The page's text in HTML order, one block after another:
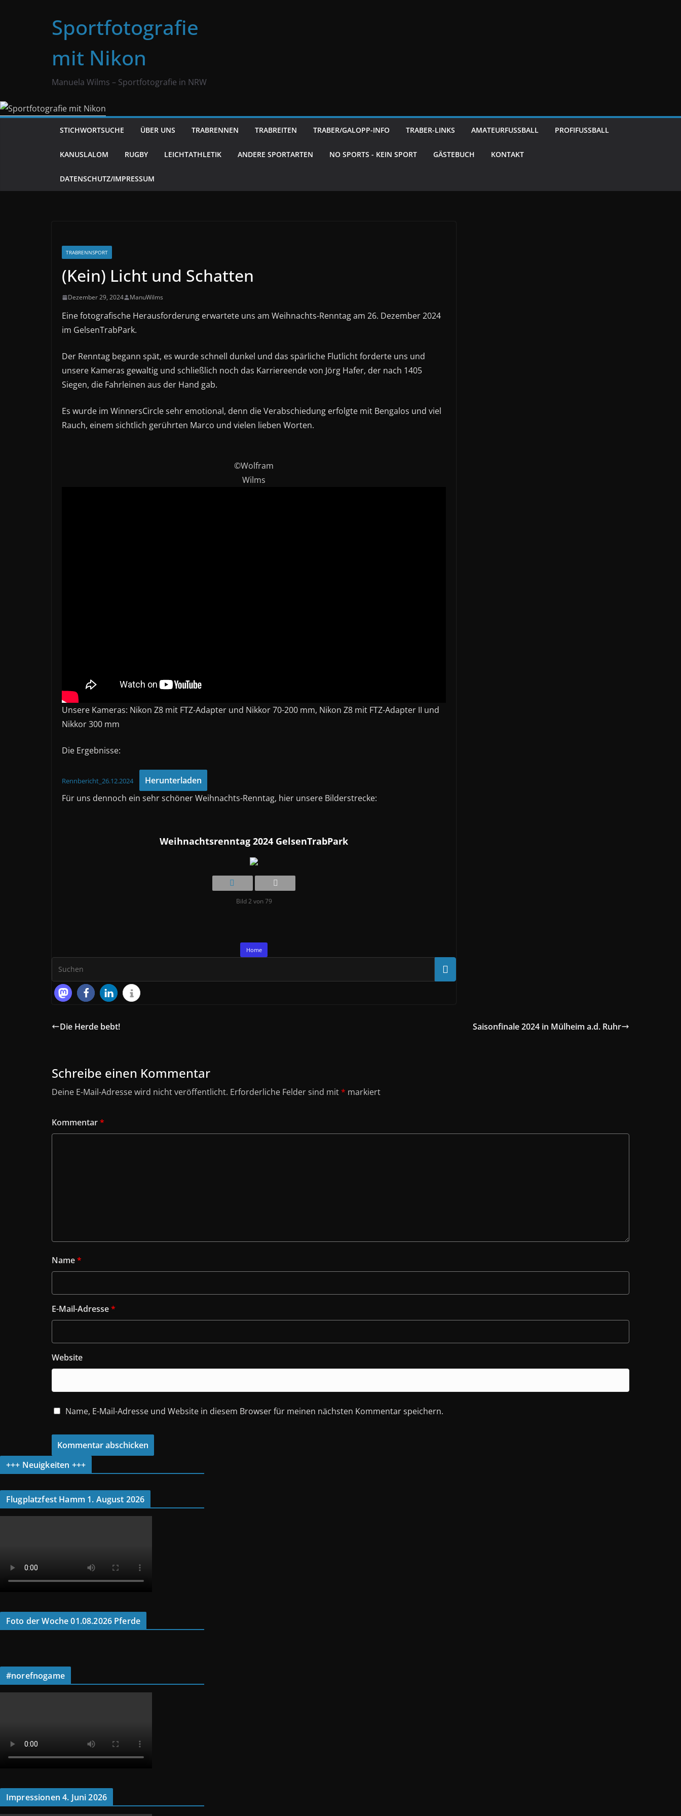
Sportfotografie
mit Nikon
Manuela Wilms – Sportfotografie in NRW
STICHWORTSUCHE ÜBER UNS TRABRENNEN TRABREITEN TRABER/GALOPP-INFO TRABER-LINKS AMATEURFUSSBALL PROFIFUSSBALL
KANUSLALOM RUGBY LEICHTATHLETIK ANDERE SPORTARTEN NO SPORTS - KEIN SPORT GÄSTEBUCH KONTAKT
DATENSCHUTZ/IMPRESSUM
TRABRENNSPORT
(Kein) Licht und Schatten
Dezember 29, 2024 ManuWilms
Eine fotografische Herausforderung erwartete uns am Weihnachts-Renntag am 26. Dezember 2024
im GelsenTrabPark.
Der Renntag begann spät, es wurde schnell dunkel und das spärliche Flutlicht forderte uns und
unsere Kameras gewaltig und schließlich noch das Karriereende von Jörg Hafer, der nach 1405
Siegen, die Fahrleinen aus der Hand gab.
Es wurde im WinnersCircle sehr emotional, denn die Verabschiedung erfolgte mit Bengalos und viel
Rauch, einem sichtlich gerührten Marco und vielen lieben Worten.
©Wolfram
Wilms
Unsere Kameras: Nikon Z8 mit FTZ-Adapter und Nikkor 70-200 mm, Nikon Z8 mit FTZ-Adapter II und
Nikkor 300 mm
Die Ergebnisse:
Rennbericht_26.12.2024
Herunterladen
Für uns dennoch ein sehr schöner Weihnachts-Renntag, hier unsere Bilderstrecke:
Weihnachtsrenntag 2024 GelsenTrabPark
Bild 2 von 79
Home
Die Herde bebt! Saisonfinale 2024 in Mülheim a.d. Ruhr
Schreibe einen Kommentar
Deine E-Mail-Adresse wird nicht veröffentlicht. Erforderliche Felder sind mit* markiert
Kommentar*
Name*
E-Mail-Adresse*
Website
Name, E-Mail-Adresse und Website in diesem Browser für meinen nächsten Kommentar speichern.
+++ Neuigkeiten +++
Flugplatzfest Hamm 1. August 2026
Foto der Woche 01.08.2026 Pferde
#norefnogame
Impressionen 4. Juni 2026